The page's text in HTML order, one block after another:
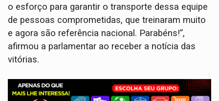
o esforço para garantir o transporte dessa equipe
de pessoas comprometidas, que treinaram muito
e agora são referência nacional. Parabéns!”,
afirmou a parlamentar ao receber a notícia das
vitórias.